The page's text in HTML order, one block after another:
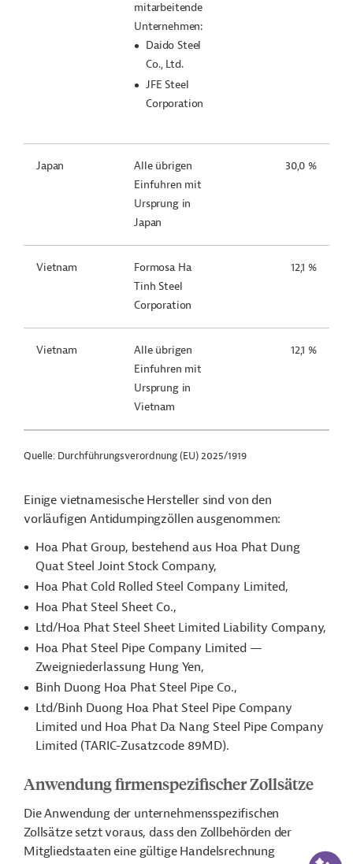
mitarbeitende
Unternehmen:
Daido Steel
Co., Ltd.
JFE Steel
Corporation
Japan
Alle übrigen
Einfuhren mit
Ursprung in
Japan
30,0 %
Vietnam
Formosa Ha
Tinh Steel
Corporation
12,1 %
Vietnam
Alle übrigen
Einfuhren mit
Ursprung in
Vietnam
12,1 %
Quelle: Durchführungsverordnung (EU) 2025/1919
Einige vietnamesische Hersteller sind von den
vorläufigen Antidumpingzöllen ausgenommen:
Hoa Phat Group, bestehend aus Hoa Phat Dung
Quat Steel Joint Stock Company,
Hoa Phat Cold Rolled Steel Company Limited,
Hoa Phat Steel Sheet Co.,
Ltd/Hoa Phat Steel Sheet Limited Liability Company,
Hoa Phat Steel Pipe Company Limited —
Zweigniederlassung Hung Yen,
Binh Duong Hoa Phat Steel Pipe Co.,
Ltd/Binh Duong Hoa Phat Steel Pipe Company
Limited und Hoa Phat Da Nang Steel Pipe Company
Limited (TARIC-Zusatzcode 89MD).
Anwendung firmenspezifischer Zollsätze
Die Anwendung der unternehmensspezifischen
Zollsätze setzt voraus, dass den Zollbehörden der
Mitgliedstaaten eine gültige Handelsrechnung
KI-